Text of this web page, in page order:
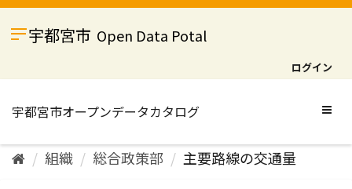
ス
宇都宮市 Open Data Potal
ログイン
組織 総合政策部 主要路線の交通量